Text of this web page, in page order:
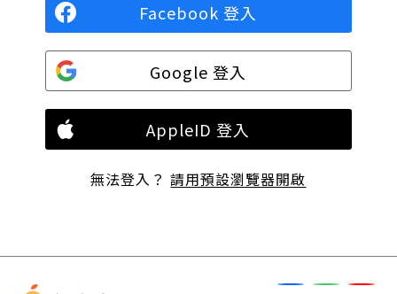
Facebook 登入
Google 登入
AppleID 登入
無法登入？請用預設瀏覽器開啟